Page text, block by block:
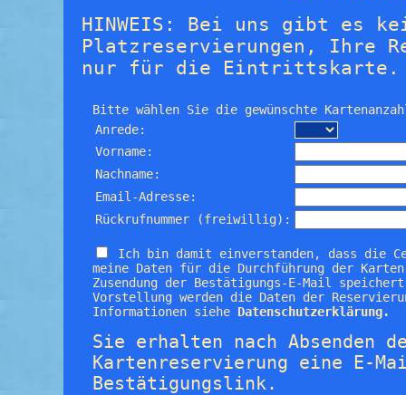
HINWEIS: Bei uns gibt es
Platzreservierungen, Ihre
nur für die Eintrittskarte.
Bitte wählen Sie die gewünschte
Anrede:
Vorname:
Nachname:
Email-Adresse:
Rückrufnummer (freiwillig):
Ich bin damit einverstanden, dass die
meine Daten für die Durchführung der
Zusendung der Bestätigungs-E-Mail
Vorstellung werden die Daten der
Informationen siehe Datenschutzerklärung.
Sie erhalten nach Absenden
Kartenreservierung eine E-
Bestätigungslink.